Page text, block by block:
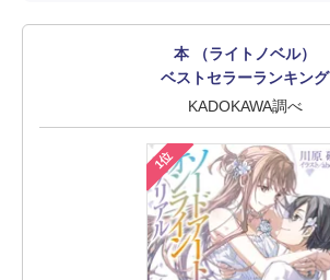
本 （ライトノベル）
ベストセラーランキング
KADOKAWA調べ
1位